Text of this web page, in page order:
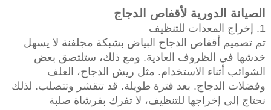
الصيانة الدورية لأقفاص الدجاج
1. إخراج المعدات للتنظيف
تم تصميم أقفاص الدجاج البياض بشبكة مجلفنة لا يسهل
خدشها في الظروف العادية. ومع ذلك، ستلتصق بعض
الشوائب أثناء الاستخدام. مثل ريش الدجاج، العلف
وفضلات الدجاج. بعد فترة طويلة. قد تتقشر وتتصلب. لذلك
نحتاج إلى إخراجها للتنظيف، لا تفرك بفرشاة صلبة